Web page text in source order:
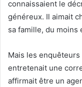
connaissaient le
généreux. Il aimait
sa famille, du moins
Mais les
entretenait une
affirmait être un